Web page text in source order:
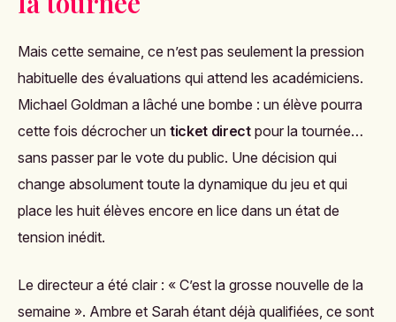
Mais cette semaine, ce n’est pas seulement la pression
habituelle des évaluations qui attend les académiciens.
Michael Goldman a lâché une bombe : un élève pourra
cette fois décrocher un ticket directpour la tournée…
sans passer par le vote du public. Une décision qui
change absolument toute la dynamique du jeu et qui
place les huit élèves encore en lice dans un état de
tension inédit.
Le directeur a été clair : « C’est la grosse nouvelle de la
semaine ». Ambre et Sarah étant déjà qualifiées, ce sont